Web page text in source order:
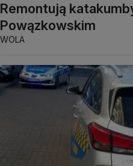
Remontują
Powązkowskim
WOLA